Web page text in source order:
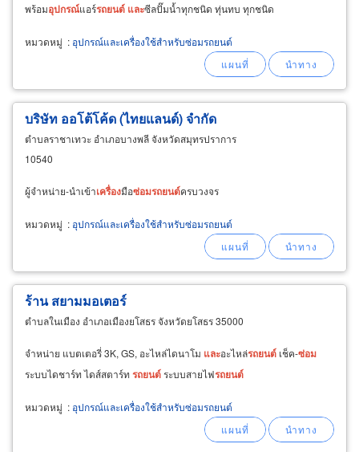
พร้อมอุปกรณ์แอร์รถยนต์ และซีลปั๊มน้ำทุกชนิด ทุ่นทบ ทุกชนิด
หมวดหมู่ : อุปกรณ์และเครื่องใช้สำหรับซ่อมรถยนต์
บริษัท ออโต้โค้ด (ไทยแลนด์) จำกัด
ตำบลราชาเทวะ อำเภอบางพลี จังหวัดสมุทรปราการ
10540
ผู้จำหน่าย-นำเข้าเครื่องมือซ่อมรถยนต์ครบวงจร
หมวดหมู่ : อุปกรณ์และเครื่องใช้สำหรับซ่อมรถยนต์
ร้าน สยามมอเตอร์
ตำบลในเมือง อำเภอเมืองยโสธร จังหวัดยโสธร 35000
จำหน่าย แบตเตอรี่ 3K, GS, อะไหล่ไดนาโม และอะไหล่รถยนต์ เช็ค-ซ่อม
ระบบไดชาร์ท ไดส์สตาร์ท รถยนต์ ระบบสายไฟรถยนต์
หมวดหมู่ : อุปกรณ์และเครื่องใช้สำหรับซ่อมรถยนต์